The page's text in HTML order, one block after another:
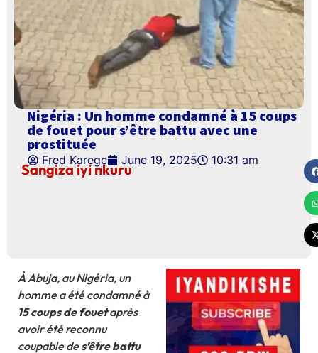
Nigéria : Un homme condamné à 15 coups
de fouet pour s’être battu avec une
prostituée
Fred Karege June 19, 2025 10:31 am
Sangiza iyi nkuru
À Abuja, au Nigéria, un
homme a été condamné à
15 coups de fouetaprès
avoir été reconnu
coupable des’être battu